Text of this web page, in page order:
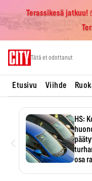
Terassikesä jatkuu!
Tätä et odottanut
Etusivu Viihde
HS:
osa